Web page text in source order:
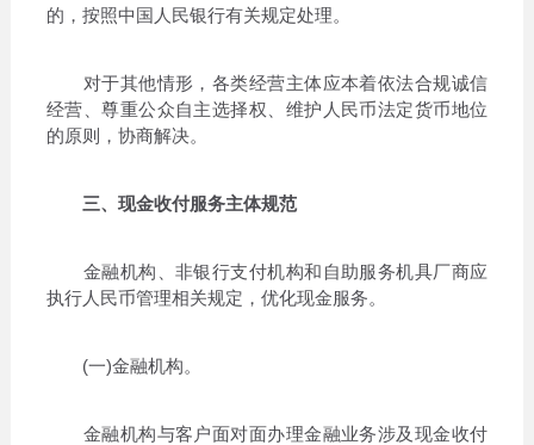
的，按照中国人民银行有关规定处理。
对于其他情形，各类经营主体应本着依法合规诚信
经营、尊重公众自主选择权、维护人民币法定货币地位
的原则，协商解决。
三、现金收付服务主体规范
金融机构、非银行支付机构和自助服务机具厂商应
执行人民币管理相关规定，优化现金服务。
(一)金融机构。
金融机构与客户面对面办理金融业务涉及现金收付